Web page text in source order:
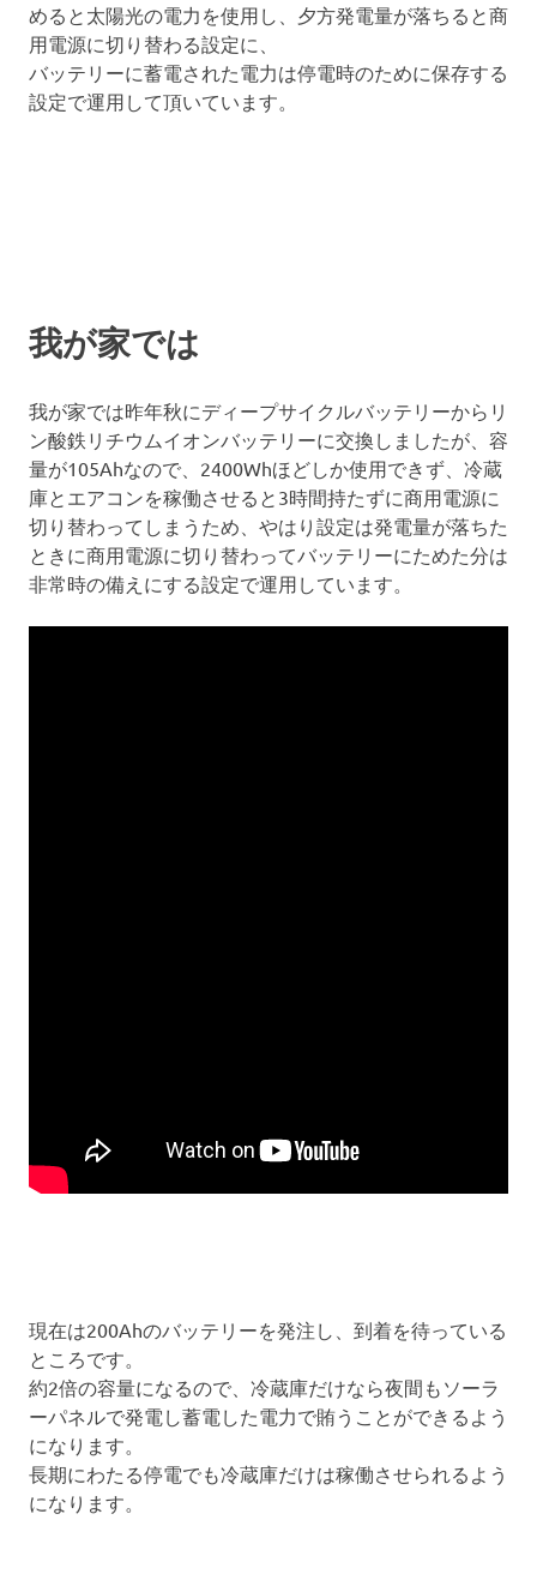
めると太陽光の電力を使用し、夕方発電量が落ちると商
用電源に切り替わる設定に、
バッテリーに蓄電された電力は停電時のために保存する
設定で運用して頂いています。
我が家では
我が家では昨年秋にディープサイクルバッテリーからリ
ン酸鉄リチウムイオンバッテリーに交換しましたが、容
量が105Ahなので、2400Whほどしか使用できず、冷蔵
庫とエアコンを稼働させると3時間持たずに商用電源に
切り替わってしまうため、やはり設定は発電量が落ちた
ときに商用電源に切り替わってバッテリーにためた分は
非常時の備えにする設定で運用しています。
現在は200Ahのバッテリーを発注し、到着を待っている
ところです。
約2倍の容量になるので、冷蔵庫だけなら夜間もソーラ
ーパネルで発電し蓄電した電力で賄うことができるよう
になります。
長期にわたる停電でも冷蔵庫だけは稼働させられるよう
になります。